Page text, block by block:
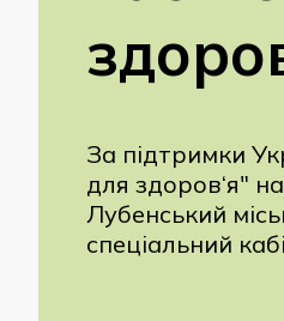
За підтримки
для здоров‘я"
Лубенський
спеціальний